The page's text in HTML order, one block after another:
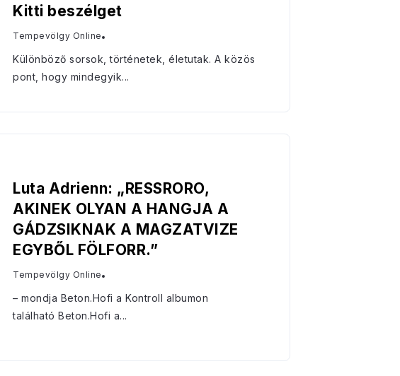
Kitti beszélget
Tempevölgy Online
Különböző sorsok, történetek, életutak. A közös
pont, hogy mindegyik...
Luta Adrienn: „RESSRORO,
AKINEK OLYAN A HANGJA A
GÁDZSIKNAK A MAGZATVIZE
EGYBŐL FÖLFORR.”
Tempevölgy Online
– mondja Beton.Hofi a Kontroll albumon
található Beton.Hofi a...